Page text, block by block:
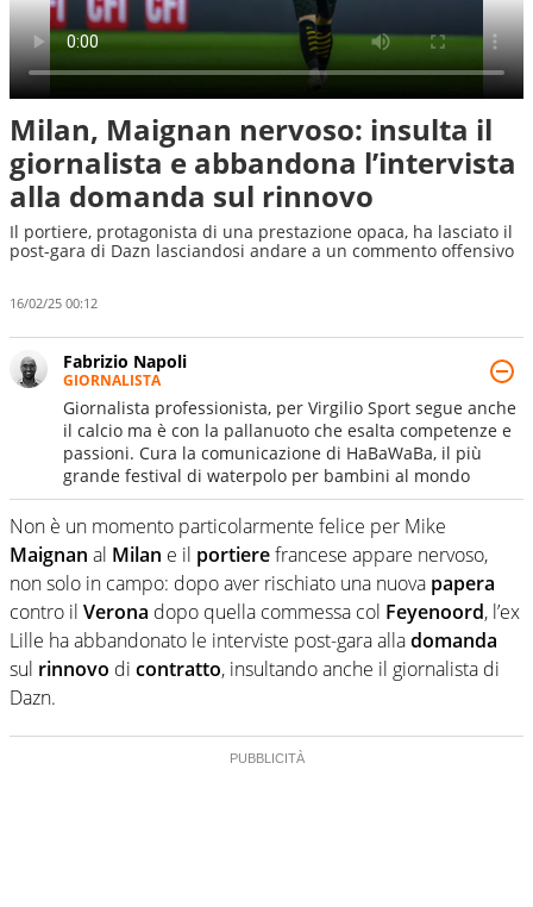
Milan, Maignan nervoso: insulta il
giornalista e abbandona l’intervista
alla domanda sul rinnovo
Il portiere, protagonista di una prestazione opaca, ha lasciato il
post-gara di Dazn lasciandosi andare a un commento offensivo
16/02/25 00:12
Fabrizio Napoli
GIORNALISTA
Giornalista professionista, per Virgilio Sport segue anche
il calcio ma è con la pallanuoto che esalta competenze e
passioni. Cura la comunicazione di HaBaWaBa, il più
grande festival di waterpolo per bambini al mondo
Non è un momento particolarmente felice per Mike
Maignan al Milan e il portierefrancese appare nervoso,
non solo in campo: dopo aver rischiato una nuova papera
contro il Verona dopo quella commessa col Feyenoord, l’ex
Lille ha abbandonato le interviste post-gara alladomanda
sul rinnovo di contratto, insultando anche il giornalista di
Dazn.